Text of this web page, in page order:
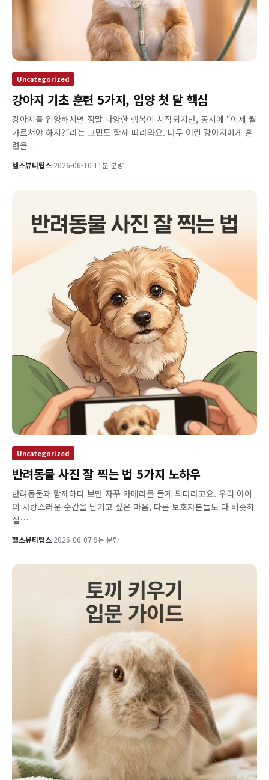
Uncategorized
강아지 기초 훈련 5가지, 입양 첫 달 핵심
강아지를 입양하시면 정말 다양한 행복이 시작되지만, 동시에 “이제 뭘
가르쳐야 하지?”라는 고민도 함께 따라와요. 너무 어린 강아지에게 훈
련을…
헬스뷰티팁스·2026-06-10·11분 분량
Uncategorized
반려동물 사진 잘 찍는 법 5가지 노하우
반려동물과 함께하다 보면 자꾸 카메라를 들게 되더라고요. 우리 아이
의 사랑스러운 순간을 남기고 싶은 마음, 다른 보호자분들도 다 비슷하
실…
헬스뷰티팁스·2026-06-07·9분 분량